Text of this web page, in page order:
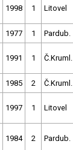
1998 1 Litovel
1977 1 Pardub.
1991 1 Č.Kruml.
1985 2 Č.Kruml.
1997 1 Litovel
1984 2 Pardub.